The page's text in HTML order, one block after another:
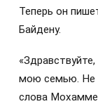
Теперь он
Байдену.
мою семью. Не
слова